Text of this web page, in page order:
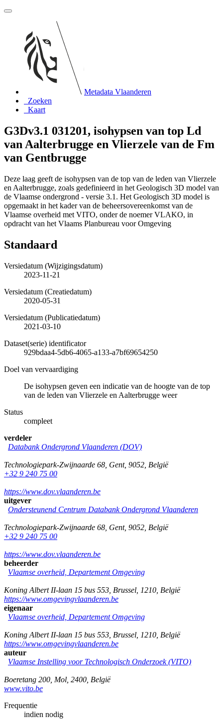
Metadata Vlaanderen
Zoeken
Kaart
G3Dv3.1 031201, isohypsen van top Ld
van Aalterbrugge en Vlierzele van de Fm
van Gentbrugge
Deze laag geeft de isohypsen van de top van de leden van Vlierzele
en Aalterbrugge, zoals gedefinieerd in het Geologisch 3D model van
de Vlaamse ondergrond - versie 3.1. Het Geologisch 3D model is
opgemaakt in het kader van de beheersovereenkomst van de
Vlaamse overheid met VITO, onder de noemer VLAKO, in
opdracht van het Vlaams Planbureau voor Omgeving
Standaard
Versiedatum (Wijzigingsdatum)
2023-11-21
Versiedatum (Creatiedatum)
2020-05-31
Versiedatum (Publicatiedatum)
2021-03-10
Dataset(serie) identificator
929bdaa4-5db6-4065-a133-a7bf69654250
Doel van vervaardiging
De isohypsen geven een indicatie van de hoogte van de top
van de leden van Vlierzele en Aalterbrugge weer
Status
compleet
verdeler
Databank Ondergrond Vlaanderen (DOV)
Technologiepark-Zwijnaarde 68 Gent, 9052 België
+32 9 240 75 00
https://www.dov.vlaanderen.be
uitgever
Ondersteunend Centrum Databank Ondergrond Vlaanderen
Technologiepark-Zwijnaarde 68 Gent, 9052 België
+32 9 240 75 00
https://www.dov.vlaanderen.be
beheerder
Vlaamse overheid, Departement Omgeving
Koning Albert II-laan 15 bus 553 Brussel 1210 België
https://www.omgevingvlaanderen.be
eigenaar
Vlaamse overheid, Departement Omgeving
Koning Albert II-laan 15 bus 553 Brussel 1210 België
https://www.omgevingvlaanderen.be
auteur
Vlaamse Instelling voor Technologisch Onderzoek (VITO)
Boeretang 200 Mol 2400 België
www.vito.be
Frequentie
indien nodig